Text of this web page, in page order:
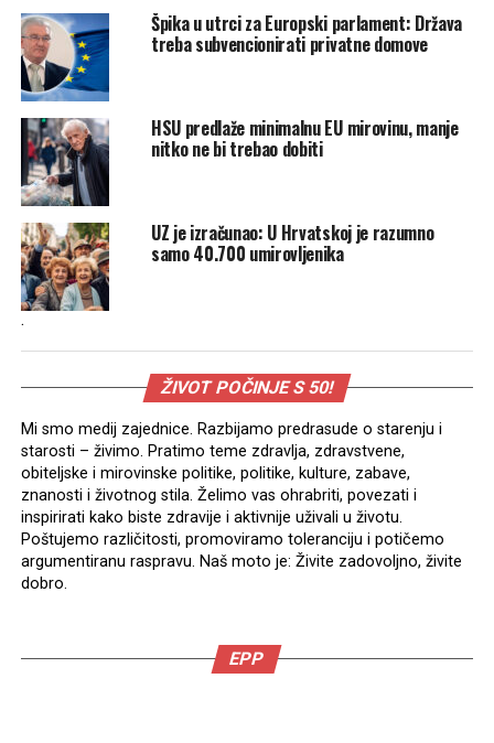
Špika u utrci za Europski parlament: Država
treba subvencionirati privatne domove
HSU predlaže minimalnu EU mirovinu, manje
nitko ne bi trebao dobiti
UZ je izračunao: U Hrvatskoj je razumno
samo 40.700 umirovljenika
.
ŽIVOT POČINJE S 50!
Mi smo medij zajednice. Razbijamo predrasude o starenju i
starosti – živimo. Pratimo teme zdravlja, zdravstvene,
obiteljske i mirovinske politike, politike, kulture, zabave,
znanosti i životnog stila. Želimo vas ohrabriti, povezati i
inspirirati kako biste zdravije i aktivnije uživali u životu.
Poštujemo različitosti, promoviramo toleranciju i potičemo
argumentiranu raspravu. Naš moto je: Živite zadovoljno, živite
dobro.
EPP